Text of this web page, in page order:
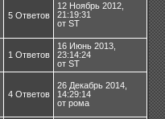
5 Ответов
12 Ноябрь 2012,
21:19:31
от ST
1 Ответов
16 Июнь 2013,
23:14:24
от ST
4 Ответов
26 Декабрь 2014,
14:29:14
от рома